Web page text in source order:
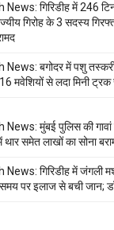
News: गिरिडीह में 246
गिरोह के 3 सदस्य
News: बगोदर में पशु तस्करी
मवेशियों से लदा मिनी
News: मुंबई पुलिस की
थार समेत लाखों का सोना
News: गिरिडीह में जंगली
समय पर इलाज से बची जान;